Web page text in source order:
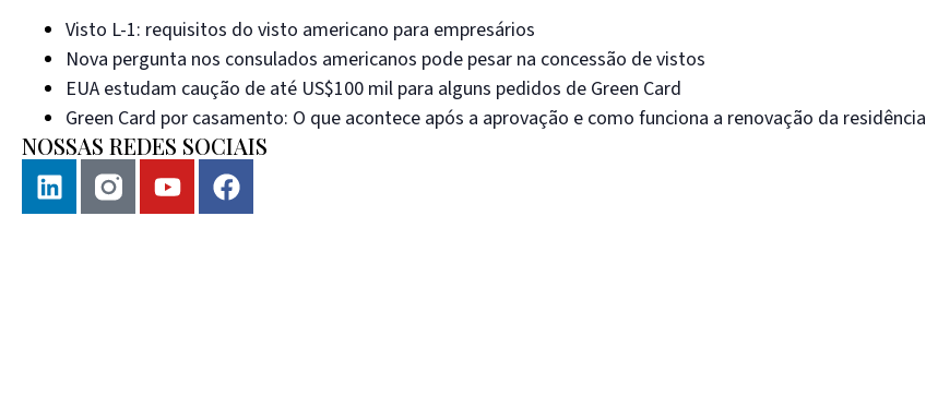
Visto L-1: requisitos do visto americano para empresários
Nova pergunta nos consulados americanos pode pesar na concessão de vistos
EUA estudam caução de até US$100 mil para alguns pedidos de Green Card
Green Card por casamento: O que acontece após a aprovação e como funciona a renovação da residência
NOSSAS REDES SOCIAIS